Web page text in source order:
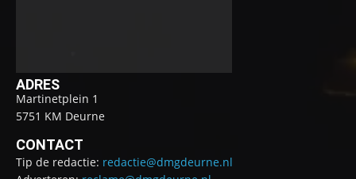
ADRES
Martinetplein 1
5751 KM Deurne
CONTACT
Tip de redactie: redactie@dmgdeurne.nl